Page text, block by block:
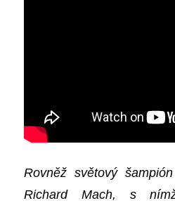
Rovněž světový
Richard Mach, s